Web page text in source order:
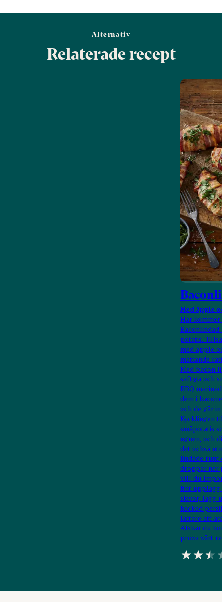
Alternativ
Relaterade recept
Med äpple
Här
Baconlindad
potatis.
med äpple
mättande
Med bacon
saftiga och
BBQ
dem i
och de går
Kycklingen
småpotatis
ugnen, och
det också
lindade runt
droppar ner
Vill du
fint
skivor, lägg
hackad
lättare att
Älskar du
prova vårt